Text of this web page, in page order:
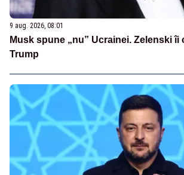
9 aug. 2026, 08:01
Musk spune „nu” Ucrainei. Zelenski îi
Trump